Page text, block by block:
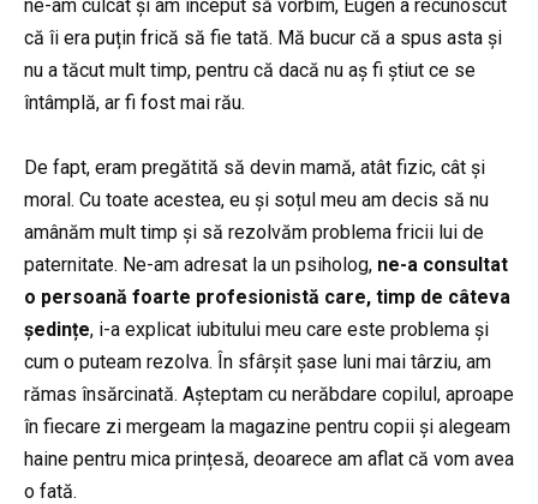
ne-am culcat și am început să vorbim, Eugen a recunoscut
că îi era puțin frică să fie tată. Mă bucur că a spus asta și
nu a tăcut mult timp, pentru că dacă nu aș fi știut ce se
întâmplă, ar fi fost mai rău.
De fapt, eram pregătită să devin mamă, atât fizic, cât și
moral. Cu toate acestea, eu și soțul meu am decis să nu
amânăm mult timp și să rezolvăm problema fricii lui de
paternitate. Ne-am adresat la un psiholog, ne-a consultat
o persoană foarte profesionistă care, timp de câteva
ședințe, i-a explicat iubitului meu care este problema și
cum o puteam rezolva. În sfârșit șase luni mai târziu, am
rămas însărcinată. Așteptam cu nerăbdare copilul, aproape
în fiecare zi mergeam la magazine pentru copii și alegeam
haine pentru mica prințesă, deoarece am aflat că vom avea
o fată.